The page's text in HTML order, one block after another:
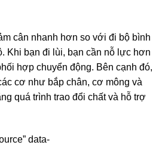
cân nhanh hơn so với đi bộ bình
Khi bạn đi lùi, bạn cần nỗ lực hơn
hợp chuyển động. Bên cạnh đó,
cơ như bắp chân, cơ mông và
quá trình trao đổi chất và hỗ trợ
data-